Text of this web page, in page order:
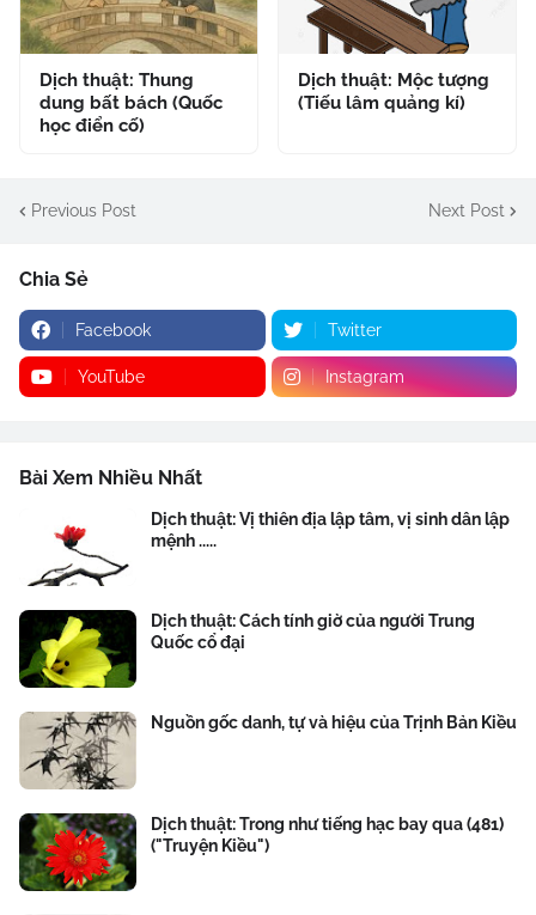
Dịch thuật: Thung
dung bất bách (Quốc
học điển cố)
Dịch thuật: Mộc tượng
(Tiếu lâm quảng kí)
Previous Post Next Post
Chia Sẻ
Facebook Twitter
YouTube Instagram
Bài Xem Nhiều Nhất
Dịch thuật: Vị thiên địa lập tâm, vị sinh dân lập
mệnh .....
Dịch thuật: Cách tính giờ của người Trung
Quốc cổ đại
Nguồn gốc danh, tự và hiệu của Trịnh Bản Kiều
Dịch thuật: Trong như tiếng hạc bay qua (481)
("Truyện Kiều")